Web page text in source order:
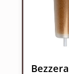
Bezzera